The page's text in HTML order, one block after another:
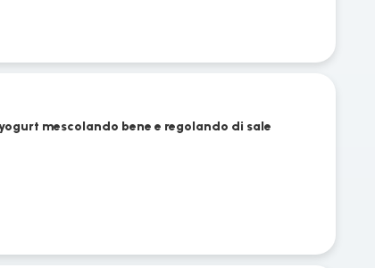
mescolando bene e regolando di sale